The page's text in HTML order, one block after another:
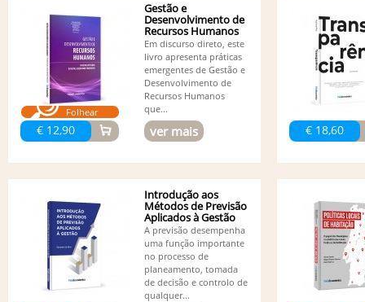
Folhear
€ 12,90
Gestão e
Desenvolvimento de
Recursos Humanos
-...
Em discurso direto, este
livro apresenta práticas
emergentes de Gestão e
Desenvolvimento de
Recursos Humanos
que...
ver mais € 18,60
Introdução aos
Métodos de Previsão
Aplicados à Gestão
A previsão desempenha
uma função importante
no processo de
planeamento, tomada
de decisão e controlo de
qualquer...